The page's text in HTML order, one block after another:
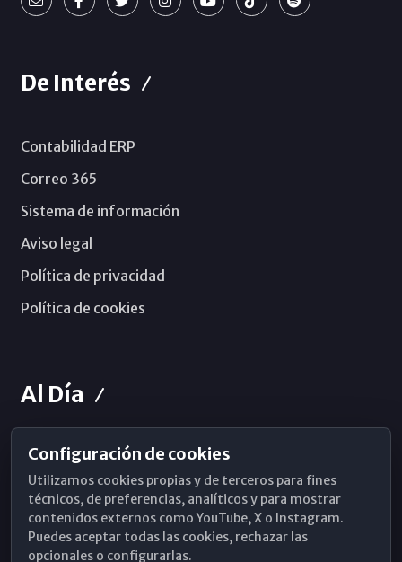
De Interés
Contabilidad ERP
Correo 365
Sistema de información
Aviso legal
Política de privacidad
Política de cookies
Al Día
Horarios de Misa
Hemeroteca
WhatsApp
Configuración de cookies
Utilizamos cookies propias y de terceros para fines
técnicos, de preferencias, analíticos y para mostrar
contenidos externos como YouTube, X o Instagram.
Puedes aceptar todas las cookies, rechazar las
opcionales o configurarlas.